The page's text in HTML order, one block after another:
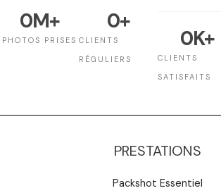
PHOTOS PRISES
0M+
CLIENTS
RÉGULIERS
0+
CLIENTS
SATISFAITS
0K+
PRESTATIONS
Packshot Essentiel